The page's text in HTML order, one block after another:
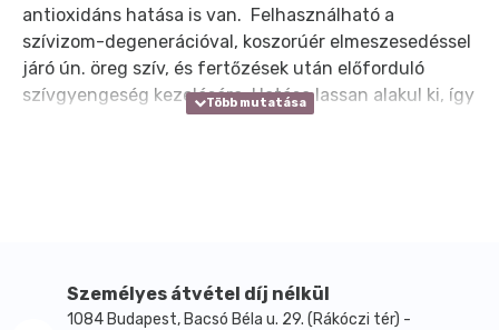
antioxidáns hatása is van. Felhasználható a
szívizom-degenerációval, koszorúér elmeszesedéssel
járó ún. öreg szív, és fertőzések után előforduló
szívgyengeség kezelésére. Hatása lassan alakul ki, így
hosszantartó alkalmazása ajánlott.
tekintetében a vásárló olvassa el a betegtájékoztatót
vagy kérdezze meg kezelőorvosát, gyógyszerészét.
Személyes átvétel díj nélkül
1084 Budapest, Bacsó Béla u. 29. (Rákóczi tér) -